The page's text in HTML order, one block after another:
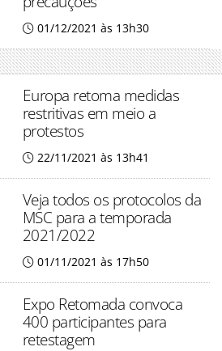
01/12/2021 às 13h30
Europa retoma medidas
restritivas em meio a
protestos
22/11/2021 às 13h41
Veja todos os protocolos da
MSC para a temporada
2021/2022
01/11/2021 às 17h50
Expo Retomada convoca
400 participantes para
retestagem